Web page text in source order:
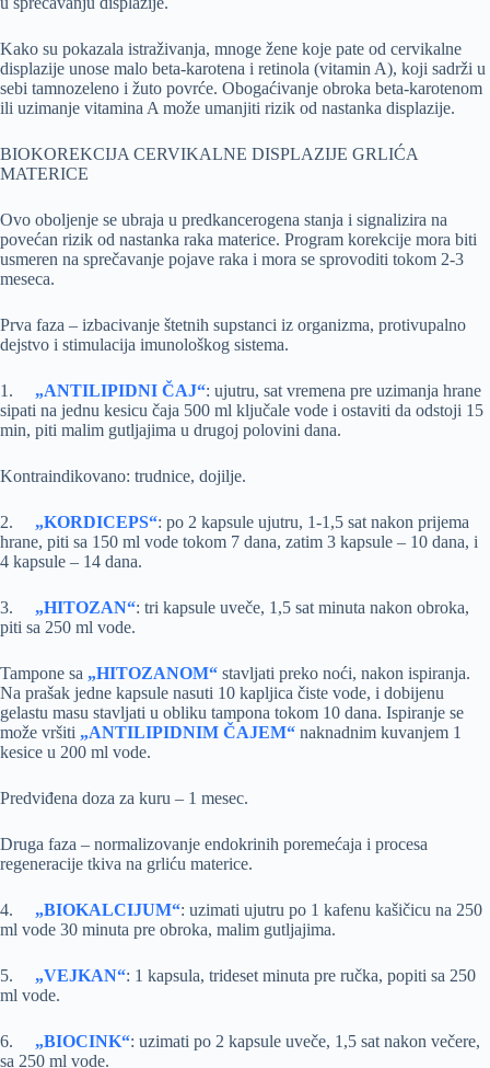
Kako su pokazala istraživanja, mnoge žene koje pate od cervikalne
displazije unose malo beta-karotena i retinola (vitamin A), koji sadrži u
sebi tamnozeleno i žuto povrće. Obogaćivanje obroka beta-karotenom
ili uzimanje vitamina A može umanjiti rizik od nastanka displazije.
BIOKOREKCIJA CERVIKALNE DISPLAZIJE GRLIĆA
MATERICE
Ovo oboljenje se ubraja u predkancerogena stanja i signalizira na
povećan rizik od nastanka raka materice. Program korekcije mora biti
usmeren na sprečavanje pojave raka i mora se sprovoditi tokom 2-3
meseca.
Prva faza – izbacivanje štetnih supstanci iz organizma, protivupalno
dejstvo i stimulacija imunološkog sistema.
1. „ANTILIPIDNI ČAJ“: ujutru, sat vremena pre uzimanja hrane
sipati na jednu kesicu čaja 500 ml ključale vode i ostaviti da odstoji 15
min, piti malim gutljajima u drugoj polovini dana.
Kontraindikovano: trudnice, dojilje.
2. „KORDICEPS“: po 2 kapsule ujutru, 1-1,5 sat nakon prijema
hrane, piti sa 150 ml vode tokom 7 dana, zatim 3 kapsule – 10 dana, i
4 kapsule – 14 dana.
3. „HITOZAN“: tri kapsule uveče, 1,5 sat minuta nakon obroka,
piti sa 250 ml vode.
Tampone sa „HITOZANOM“ stavljati preko noći, nakon ispiranja.
Na prašak jedne kapsule nasuti 10 kapljica čiste vode, i dobijenu
gelastu masu stavljati u obliku tampona tokom 10 dana. Ispiranje se
može vršiti „ANTILIPIDNIM ČAJEM“ naknadnim kuvanjem 1
kesice u 200 ml vode.
Predviđena doza za kuru – 1 mesec.
Druga faza – normalizovanje endokrinih poremećaja i procesa
regeneracije tkiva na grliću materice.
4. „BIOKALCIJUM“: uzimati ujutru po 1 kafenu kašičicu na 250
ml vode 30 minuta pre obroka, malim gutljajima.
5. „VEJKAN“: 1 kapsula, trideset minuta pre ručka, popiti sa 250
ml vode.
6. „BIOCINK“: uzimati po 2 kapsule uveče, 1,5 sat nakon večere,
sa 250 ml vode.